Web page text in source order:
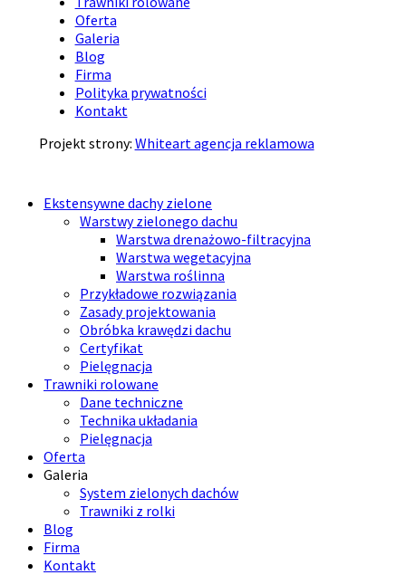
Oferta
Galeria
Blog
Firma
Polityka prywatności
Kontakt
Projekt strony: Whiteart agencja reklamowa
Ekstensywne dachy zielone
Warstwy zielonego dachu
Warstwa drenażowo-filtracyjna
Warstwa wegetacyjna
Warstwa roślinna
Przykładowe rozwiązania
Zasady projektowania
Obróbka krawędzi dachu
Certyfikat
Pielęgnacja
Trawniki rolowane
Dane techniczne
Technika układania
Pielęgnacja
Oferta
Galeria
System zielonych dachów
Trawniki z rolki
Blog
Firma
Kontakt